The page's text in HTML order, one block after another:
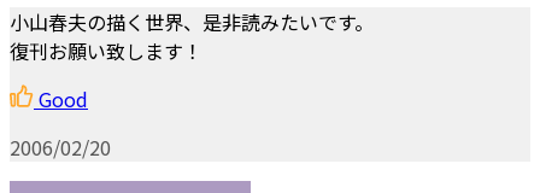
小山春夫の描く世界、是非読みたいです。
復刊お願い致します！
Good
2006/02/20